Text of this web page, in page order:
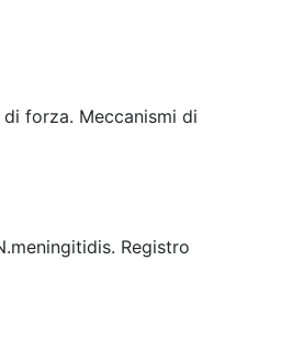
forza. Meccanismi di
Registro